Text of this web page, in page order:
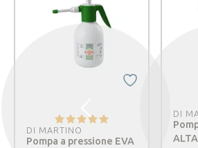
DI MARTINO
Pompa a pressione EVA
DI
Precedente